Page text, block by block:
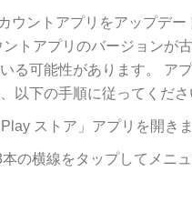
ウントアプリをアップデー
トアプリのバージョンが
る可能性があります。 ア
以下の手順に従ってくださ
ストア」アプリを開きま
の横線をタップしてメニ